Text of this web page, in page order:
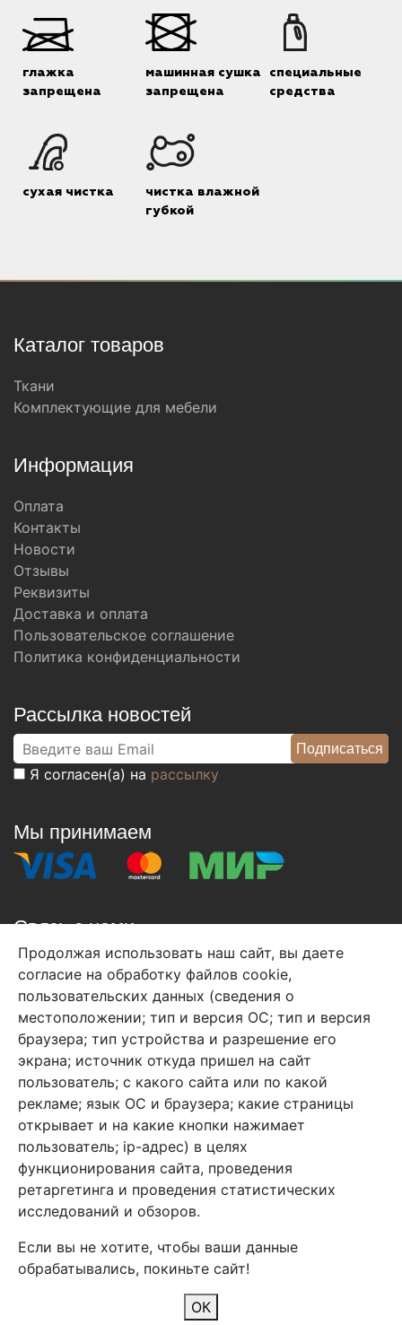
глажка
запрещена
машинная сушка
запрещена
специальные
средства
сухая чистка
чистка влажной
губкой
Каталог товаров
Ткани
Комплектующие для мебели
Информация
Оплата
Контакты
Новости
Отзывы
Реквизиты
Доставка и оплата
Пользовательское соглашение
Политика конфиденциальности
Рассылка новостей
Я согласен(а) на рассылку
Мы принимаем
Связь с нами
+7 (495) 933-38-08
info@arben-textile.ru- оптовые продажи
Арбен текстиль г. Щелково, пер.
1-й Советский д.25, владение 2.
Мы в соц. сетях
Продолжая использовать наш сайт, вы даете
согласие на обработку файлов cookie,
пользовательских данных (сведения о
местоположении; тип и версия ОС; тип и версия
браузера; тип устройства и разрешение его
экрана; источник откуда пришел на сайт
пользователь; с какого сайта или по какой
рекламе; язык ОС и браузера; какие страницы
открывает и на какие кнопки нажимает
пользователь; ip-адрес) в целях
функционирования сайта, проведения
ретаргетинга и проведения статистических
исследований и обзоров.
Если вы не хотите, чтобы ваши данные
обрабатывались, покиньте сайт!
ОК